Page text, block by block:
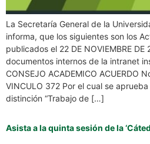
La Secretaría General de la
informa, que los siguientes son los
publicados el 22 DE NOVIEMBRE
documentos internos de la intranet
CONSEJO ACADEMICO ACUERDO
VINCULO 372 Por el cual se
distinción “Trabajo de […]
Asista a la quinta sesión de la